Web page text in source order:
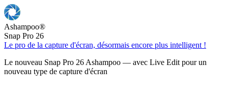
Ashampoo®
Snap Pro 26
Le pro de la capture d'écran, désormais encore plus intelligent !
Le nouveau Snap Pro 26 Ashampoo — avec Live Edit pour un
nouveau type de capture d'écran